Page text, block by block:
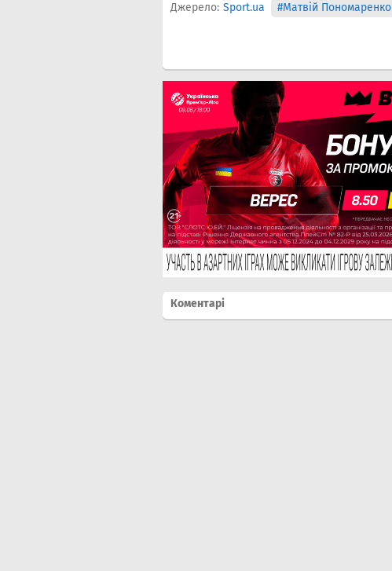
Джерело: Sport.ua #Матвій Пономаренко
Коментарі